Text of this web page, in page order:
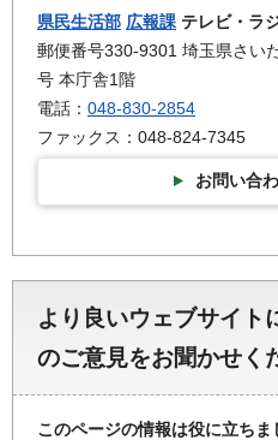
県民生活部 広報課 テレビ・ラ
郵便番号330-9301 埼玉県さい
号 本庁舎1階
電話： 048-830-2854
ファックス：048-824-7345
お問い合
より良いウェブサイト
のご意見をお聞かせく
このページの情報は役に立ちま